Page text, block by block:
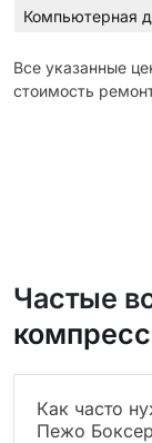
Компьютерная
Все указанные
стоимость
Частые
Как часто
Пежо